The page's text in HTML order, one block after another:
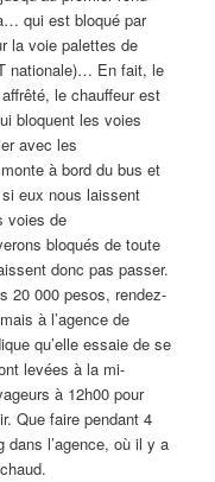
qui est bloqué par
la voie palettes de
nationale)… En fait, le
le chauffeur est
bloquent les voies
avec les
à bord du bus et
eux nous laissent
voies de
bloqués de toute
donc pas passer.
20 000 pesos, rendez-
à l’agence de
qu’elle essaie de se
levées à la mi-
à 12h00 pour
Que faire pendant 4
dans l’agence, où il y a